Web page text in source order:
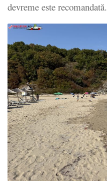
devreme este recomandată.